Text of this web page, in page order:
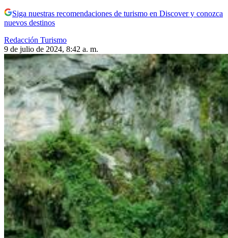
Siga nuestras recomendaciones de turismo en Discover y conozca
nuevos destinos
Redacción Turismo
9 de julio de 2024, 8:42 a. m.